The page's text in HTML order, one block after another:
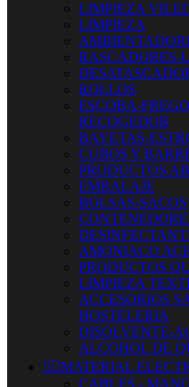
LIMPIEZA
LIMPIEZA
RASCADORES-
ROLLOS
ESCOBA-
RECOGEDOR
BAYETAS-
CUBOS Y
PRODUCTOS
EMBALAJE
BOLSAS-SACOS
AMONIACO
PRODUCTOS
LIMPIEZA
ACCESORIOS
HOSTELERIA
DISOLVENTE-
ALCOHOL DE
 MATERIAL
CABLES -